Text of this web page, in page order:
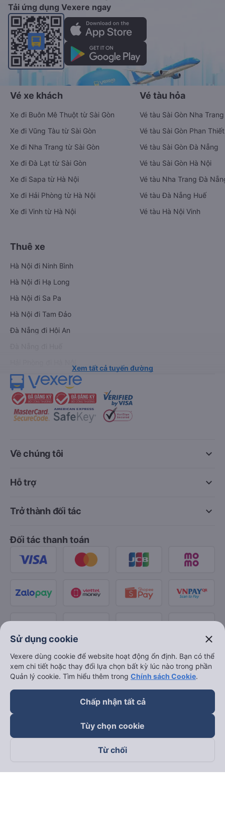
Tải ứng dụng Vexere ngay
Vé xe khách
Xe đi Buôn Mê Thuột từ Sài Gòn
Xe đi Vũng Tàu từ Sài Gòn
Xe đi Nha Trang từ Sài Gòn
Xe đi Đà Lạt từ Sài Gòn
Xe đi Sapa từ Hà Nội
Xe đi Hải Phòng từ Hà Nội
Xe đi Vinh từ Hà Nội
Vé tàu hỏa
Vé tàu Sài Gòn Nha Trang
Vé tàu Sài Gòn Phan Thiết
Vé tàu Sài Gòn Đà Nẵng
Vé tàu Sài Gòn Hà Nội
Vé tàu Nha Trang Đà
Vé tàu Đà Nẵng Huế
Vé tàu Hà Nội Vinh
Thuê xe
Hà Nội đi Ninh Bình
Hà Nội đi Hạ Long
Hà Nội đi Sa Pa
Hà Nội đi Tam Đảo
Đà Nẵng đi Hội An
Xem tất cả tuyến đường
keyboard_arrow_down
Về chúng tôi
keyboard_arrow_down
Hỗ trợ
keyboard_arrow_down
Trở thành đối tác
Đối tác thanh toán
Theo dõi chúng tôi trên
Sử dụng cookie close
Vexere dùng cookie để website hoạt động ổn định. Bạn có thể
xem chi tiết hoặc thay đổi lựa chọn bất kỳ lúc nào trong phần
Quản lý cookie. Tìm hiểu thêm trong Chính sách Cookie.
Chấp nhận tất cả
Tùy chọn cookie
Từ chối